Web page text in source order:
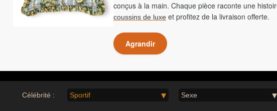
conçus à la main. Chaque pièce raconte une
coussins de luxe et profitez de la livraison offerte.
Agrandir
Célébrité : Sportif Sexe